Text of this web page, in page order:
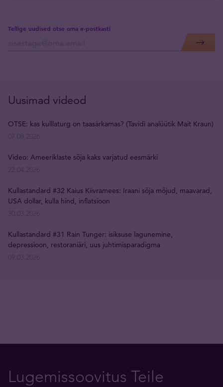
Tellige uudised otse oma e-postkasti
Uusimad videod
OTSE: kas kulllaturg on taasärkamas? (Tavidi analüütik Mait Kraun)
Video: Ameeriklaste sõja kaks varjatud eesmärki
Kullastandard #32 Kaius Kiivramees: Iraani sõja mõjud, maavarad,
USA dollar, kulla hind, inflatsioon
Kullastandard #31 Rain Tunger: isiksuse lagunemine,
depressioon, restoraniäri, uus juhtimisparadigma
Lugemissoovitus Teile